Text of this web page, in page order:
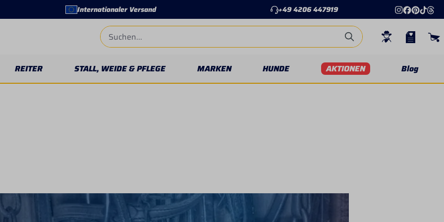
Internationaler Versand +49 4206 447919
REITER STALL, WEIDE & PFLEGE MARKEN HUNDE AKTIONEN Blog